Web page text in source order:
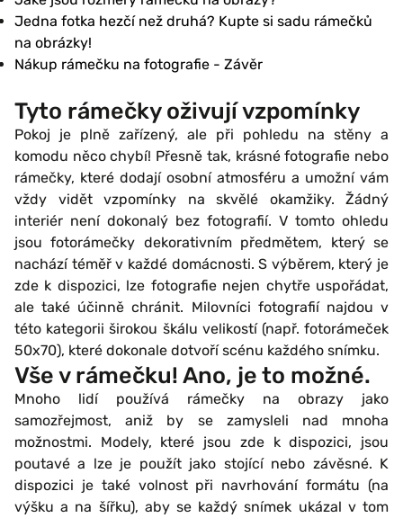
Jedna fotka hezčí než druhá? Kupte si sadu rámečků
na obrázky!
Nákup rámečku na fotografie - Závěr
Tyto rámečky oživují vzpomínky
Pokoj je plně zařízený, ale při pohledu na stěny a
komodu něco chybí! Přesně tak, krásné fotografie nebo
rámečky, které dodají osobní atmosféru a umožní vám
vždy vidět vzpomínky na skvělé okamžiky. Žádný
interiér není dokonalý bez fotografií. V tomto ohledu
jsou fotorámečky dekorativním předmětem, který se
nachází téměř v každé domácnosti. S výběrem, který je
zde k dispozici, lze fotografie nejen chytře uspořádat,
ale také účinně chránit. Milovníci fotografií najdou v
této kategorii širokou škálu velikostí (např. fotorámeček
50x70), které dokonale dotvoří scénu každého snímku.
Vše v rámečku! Ano, je to možné.
Mnoho lidí používá rámečky na obrazy jako
samozřejmost, aniž by se zamysleli nad mnoha
možnostmi. Modely, které jsou zde k dispozici, jsou
poutavé a lze je použít jako stojící nebo závěsné. K
dispozici je také volnost při navrhování formátu (na
výšku a na šířku), aby se každý snímek ukázal v tom